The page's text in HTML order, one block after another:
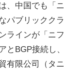
、中国でも「
パブリックク
ラインが「ニ
とBGP接続し
有限公司（タ